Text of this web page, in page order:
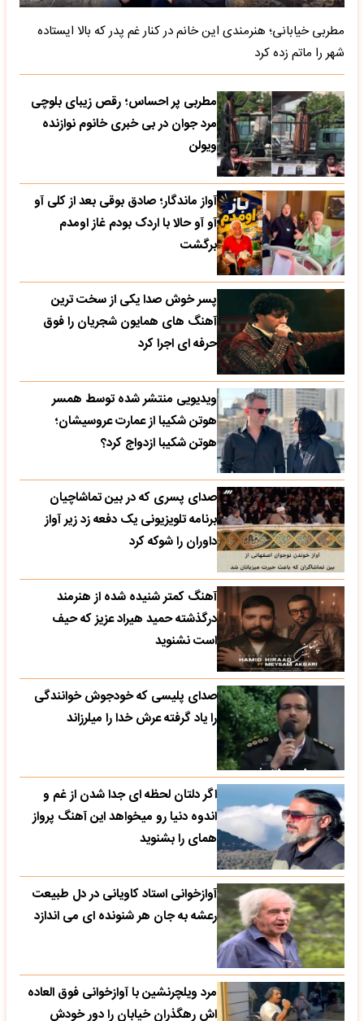
مطربی خیابانی؛ هنرمندی این خانم در کنار غم پدر که بالا ایستاده
شهر را ماتم زده کرد
مطربی پر احساس؛ رقص زیبای بلوچی
مرد جوان در بی خبری خانوم نوازنده
ویولن
آواز ماندگار؛ صادق بوقی بعد از کلی آو
آو آو حالا با اردک بودم غاز اومدم
برگشت
پسر خوش صدا یکی از سخت ترین
آهنگ های همایون شجریان را فوق
حرفه ای اجرا کرد
ویدیویی منتشر شده توسط همسر
هوتن شکیبا از عمارت عروسیشان؛
هوتن شکیبا ازدواج کرد؟
صدای پسری که در بین تماشاچیان
برنامه تلویزیونی یک دفعه زد زیر آواز
داوران را شوکه کرد
آهنگ کمتر شنیده شده از هنرمند
درگذشته حمید هیراد عزیز که حیف
است نشنوید
صدای پلیسی که خودجوش خوانندگی
را یاد گرفته عرش خدا را میلرزاند
اگر دلتان لحظه ای جدا شدن از غم و
اندوه دنیا رو میخواهد این آهنگ پرواز
همای را بشنوید
آوازخوانی استاد کاویانی در دل طبیعت
رعشه به جان هر شنونده ای می اندازد
مرد ویلچرنشین با آوازخوانی فوق العاده
اش رهگذران خیابان را دور خودش